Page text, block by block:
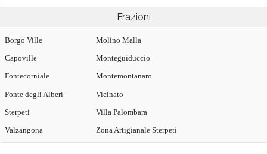
Frazioni
Borgo Ville
Capoville
Fontecorniale
Molino Malla
Monteguiduccio
Montemontanaro
Ponte degli Alberi
Sterpeti
Valzangona
Vicinato
Villa Palombara
Zona Artigianale Sterpeti